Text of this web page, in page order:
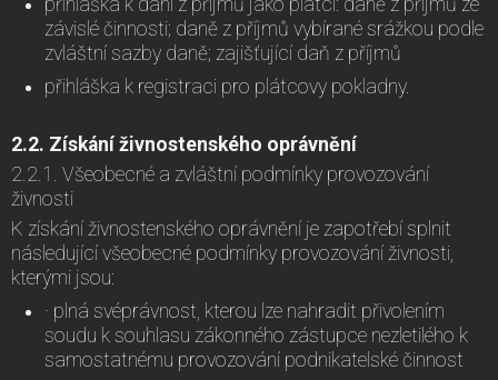
závislé činnosti; daně z příjmů vybírané srážkou podle
zvláštní sazby daně; zajišťující daň z příjmů
přihláška k registraci pro plátcovy pokladny.
2.2. Získání živnostenského oprávnění
2.2.1. Všeobecné a zvláštní podmínky provozování
živnosti
K získání živnostenského oprávnění je zapotřebí splnit
následující všeobecné podmínky provozování živnosti,
kterými jsou:
· plná svéprávnost, kterou lze nahradit přivolením
soudu k souhlasu zákonného zástupce nezletilého k
samostatnému provozování podnikatelské činnost